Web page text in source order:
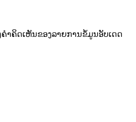
ຳຄິດເຫັນຂອງລາຍການຂໍ້ມູນອັບເດດ